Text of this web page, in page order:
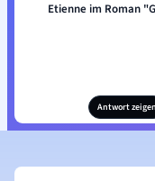
Etienne im Roman
Antwort zeigen